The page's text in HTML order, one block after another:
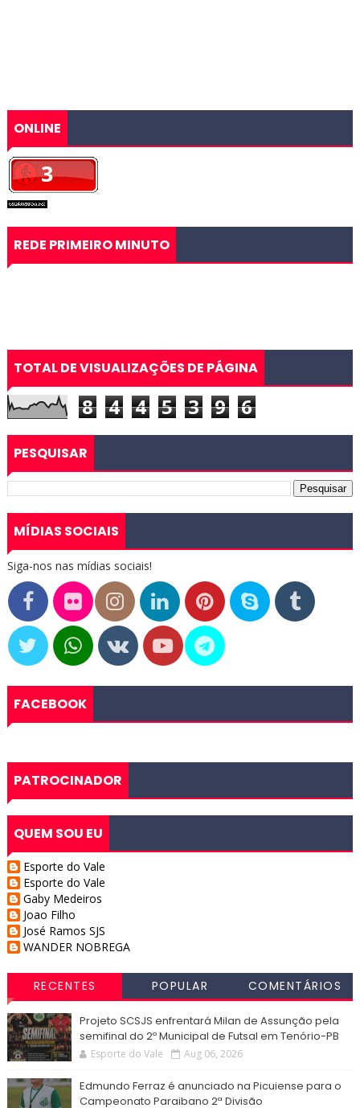
ONLINE
REDE PRIMEIRO MINUTO
TOTAL DE VISUALIZAÇÕES DE PÁGINA
8 4 4 5 3 9 6
PESQUISAR
MÍDIAS SOCIAIS
Siga-nos nas mídias sociais!
FACEBOOK
PATROCINADOR
QUEM SOU EU
Esporte do Vale
Esporte do Vale
Gaby Medeiros
Joao Filho
José Ramos SJS
WANDER NOBREGA
RECENTES POPULAR COMENTÁRIOS
Projeto SCSJS enfrentará Milan de Assunção pela
semifinal do 2º Municipal de Futsal em Tenório-PB
Esporte do Vale Aug 06, 2026
Edmundo Ferraz é anunciado na Picuiense para o
Campeonato Paraibano 2ª Divisão